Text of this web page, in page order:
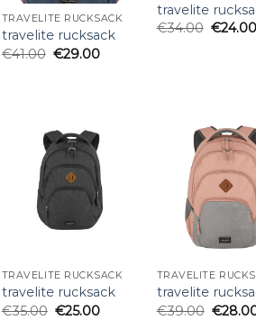
TRAVELITE RUCKSACK
travelite rucksack
€41.00 €29.00
travelite
€34.00 €24.00
TRAVELITE RUCKSACK
travelite rucksack
€35.00 €25.00
TRAVELITE
travelite
€39.00 €